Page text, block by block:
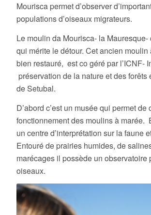
Mourisca permet d’observer
populations d’oiseaux migrateurs.
Le moulin da Mourisca- la Mauresque-
qui mérite le détour. Cet ancien moulin
bien restauré, est co géré par l’ICNF-
préservation de la nature et des forêts
de Setubal.
D’abord c’est un musée qui permet de
fonctionnement des moulins à marée.
un centre d’interprétation sur la faune
Entouré de prairies humides, de
marécages il possède un observatoire
oiseaux.